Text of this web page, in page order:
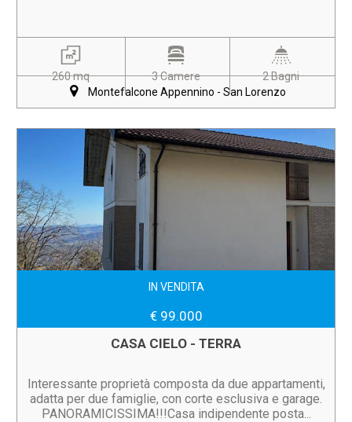
260 mq 3 Camere
2 Bagni
Montefalcone Appennino - San Lorenzo
IN VENDITA
€ 99.000
CASA CIELO - TERRA
Interessante proprietà composta da due appartamenti,
adatta per due famiglie, con corte esclusiva e garage.
PANORAMICISSIMA!!!Casa indipendente posta...